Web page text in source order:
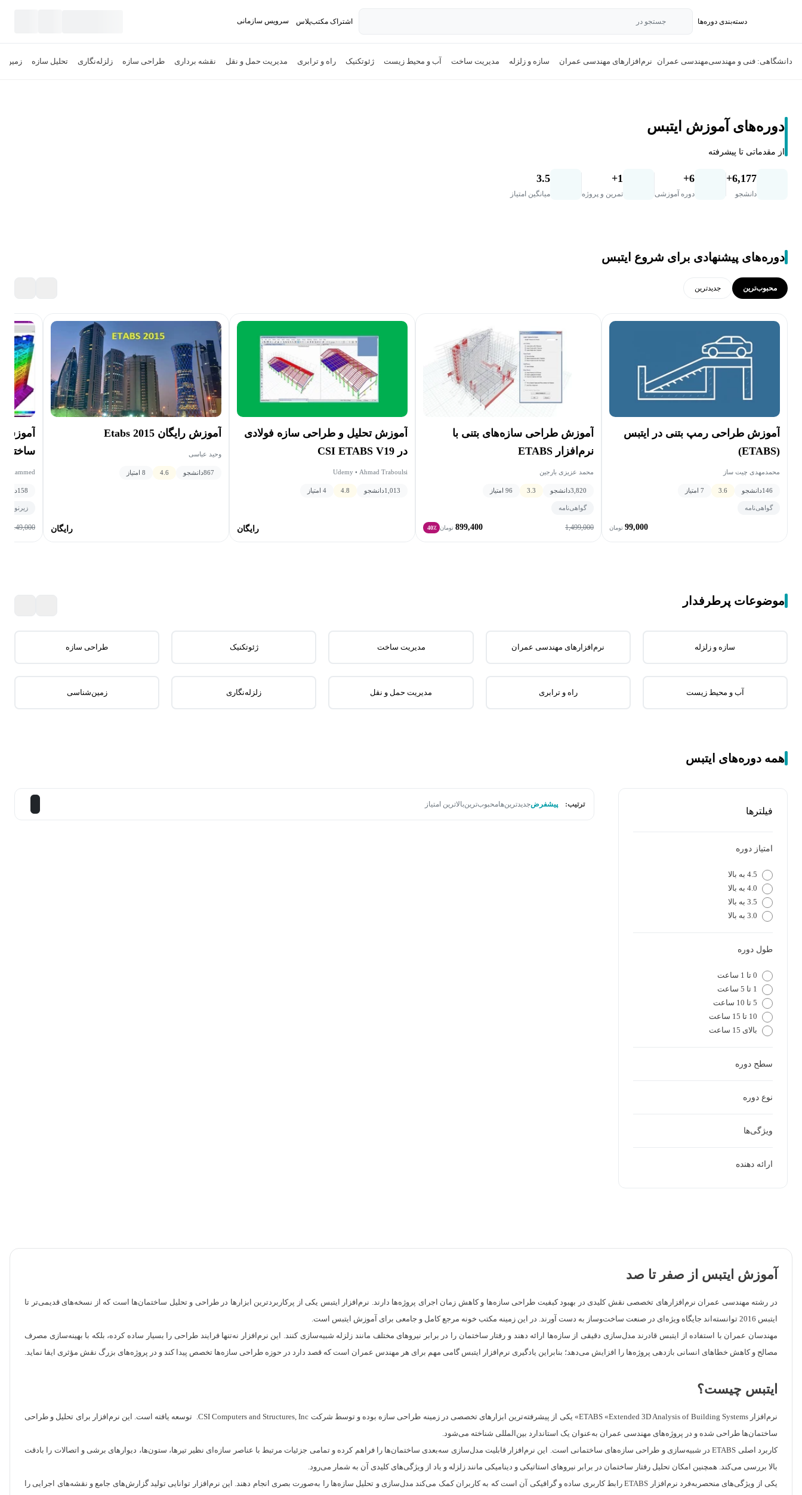
دسته‌بندی‌ دوره‌ها جستجو در اشتراک مکتب‌پلاس سرویس سازمانی
دانشگاهی: فنی و مهندسیمهندسی عمران نرم‌افزارهای مهندسی عمران سازه و زلزله مدیریت ساخت آب و محیط زیست ژئوتکنیک راه و ترابری مدیریت حمل و نقل نقشه برداری طراحی سازه زلزله‌نگاری تحلیل سازه
دوره‌های آموزش ایتبس
از مقدماتی تا پیشرفته
6,177+
دانشجو
6+
دوره آموزشی
1+
تمرین و پروژه
3.5
میانگین امتیاز
دوره‌های پیشنهادی برای شروع ایتبس
محبوب‌ترین جدید‌ترین
آموزش طراحی رمپ بتنی در ایتبس
(ETABS‌)
محمدمهدی چیت ساز
146دانشجو 3.6 7 امتیاز
گواهی‌نامه
99,000 تومان
آموزش طراحی سازه‌های بتنی با
نرم‌افزار ETABS
محمد عزیزی بارجین
3,820دانشجو 3.3 96 امتیاز
گواهی‌نامه
1,499,000
899,400 تومان 40٪
آموزش تحلیل و طراحی سازه فولادی
در CSI ETABS V19
Udemy • Ahmad Traboulsi
1,013دانشجو 4.8 4 امتیاز
رایگان
آموزش رایگان Etabs 2015
وحید عباسی
867دانشجو 4.6 8 امتیاز
رایگان
آموزش
ETABS
Mohammed
158
زیرنویس
149,000
موضوعات پرطرفدار
سازه و زلزله نرم‌افزارهای مهندسی عمران مدیریت ساخت ژئوتکنیک طراحی سازه
آب و محیط زیست راه و ترابری مدیریت حمل و نقل زلزله‌نگاری زمین‌شناسی
همه دوره‌های ایتبس
فیلترها
امتیاز دوره
4.5 به بالا
4.0 به بالا
3.5 به بالا
3.0 به بالا
طول دوره
0 تا 1 ساعت
1 تا 5 ساعت
5 تا 10 ساعت
10 تا 15 ساعت
بالای 15 ساعت
سطح دوره
نوع دوره
ویژگی‌ها
ارائه دهنده
ترتیب: پیشفرضجدیدترین‌هامحبوب‌ترینبالاترین امتیاز
آموزش ایتبس از صفر تا صد
در رشته مهندسی عمران نرم‌افزارهای تخصصی نقش کلیدی در بهبود کیفیت طراحی سازه‌ها و کاهش زمان اجرای پروژه‌ها دارند. نرم‌افزار ایتبس یکی از پرکاربردترین ابزارها در طراحی و تحلیل ساختمان‌ها است که از نسخه‌های قدیمی‌تر تا
ایتبس 2016 توانسته‌اند جایگاه ویژه‌ای در صنعت ساخت‌وساز به دست آورند. در این زمینه مکتب خونه مرجع کامل و جامعی برای آموزش ایتبس است.
مهندسان عمران با استفاده از ایتبس قادرند مدل‌سازی دقیقی از سازه‌ها ارائه دهند و رفتار ساختمان را در برابر نیروهای مختلف مانند زلزله شبیه‌سازی کنند. این نرم‌افزار نه‌تنها فرایند طراحی را بسیار ساده‌ کرده، بلکه با بهینه‌سازی مصرف
مصالح و کاهش خطاهای انسانی بازدهی پروژه‌ها را افزایش می‌دهد؛ بنابراین یادگیری نرم‌افزار ایتبس گامی مهم برای هر مهندس عمران است که قصد دارد در حوزه طراحی سازه‌ها تخصص پیدا کند و در پروژه‌های بزرگ نقش مؤثری ایفا نماید.
ایتبس چیست؟
نرم‌افزار ETABS «Extended 3D Analysis of Building Systems» یکی از پیشرفته‌ترین ابزارهای تخصصی در زمینه طراحی سازه بوده و توسط شرکت CSI Computers and Structures, Inc. توسعه یافته است. این نرم‌افزار برای تحلیل و طراحی
ساختمان‌ها طراحی شده و در پروژه‌های مهندسی عمران به‌عنوان یک استاندارد بین‌المللی شناخته می‌شود.
کاربرد اصلی ETABS در شبیه‌سازی و طراحی سازه‌های ساختمانی است. این نرم‌افزار قابلیت مدل‌سازی سه‌بعدی ساختمان‌ها را فراهم کرده و تمامی جزئیات مرتبط با عناصر سازه‌ای نظیر تیرها، ستون‌ها، دیوارهای برشی و اتصالات را بادقت
بالا بررسی می‌کند. همچنین امکان تحلیل رفتار ساختمان در برابر نیروهای استاتیکی و دینامیکی مانند زلزله و باد از ویژگی‌های کلیدی آن به شمار می‌رود.
یکی از ویژگی‌های منحصربه‌فرد نرم‌افزار ETABS رابط کاربری ساده و گرافیکی آن است که به کاربران کمک می‌کند مدل‌سازی و تحلیل سازه‌ها را به‌صورت بصری انجام دهند. این نرم‌افزار توانایی تولید گزارش‌های جامع و نقشه‌های اجرایی را